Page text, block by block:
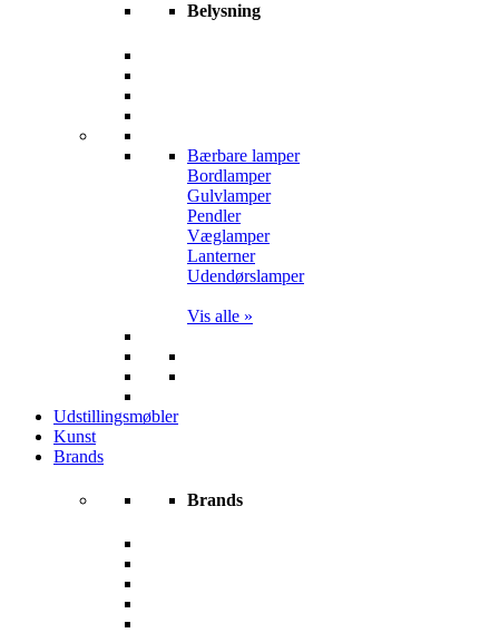
Belysning
Bærbare lamper
Bordlamper
Gulvlamper
Pendler
Væglamper
Lanterner
Udendørslamper
Vis alle »
Udstillingsmøbler
Kunst
Brands
Brands